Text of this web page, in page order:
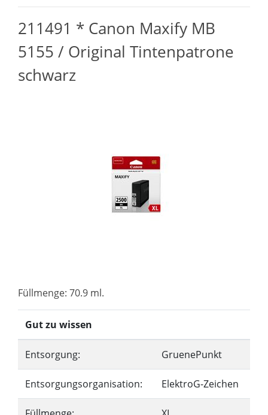
211491 * Canon Maxify MB
5155 / Original Tintenpatrone
schwarz
Füllmenge: 70.9 ml.
Gut zu wissen
Entsorgung: GruenePunkt
Entsorgungsorganisation: ElektroG-Zeichen